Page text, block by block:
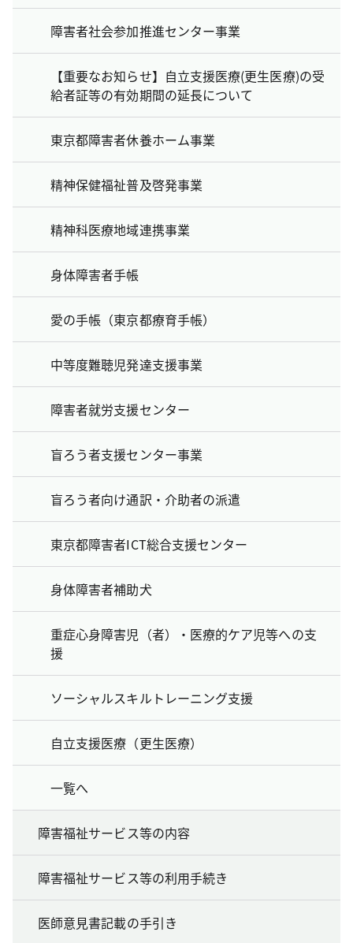
障害者社会参加推進センター事業
【重要なお知らせ】自立支援医療(更生医療)の受
給者証等の有効期間の延長について
東京都障害者休養ホーム事業
精神保健福祉普及啓発事業
精神科医療地域連携事業
身体障害者手帳
愛の手帳（東京都療育手帳）
中等度難聴児発達支援事業
障害者就労支援センター
盲ろう者支援センター事業
盲ろう者向け通訳・介助者の派遣
東京都障害者ICT総合支援センター
身体障害者補助犬
重症心身障害児（者）・医療的ケア児等への支
援
ソーシャルスキルトレーニング支援
自立支援医療（更生医療）
一覧へ
障害福祉サービス等の内容
障害福祉サービス等の利用手続き
医師意見書記載の手引き